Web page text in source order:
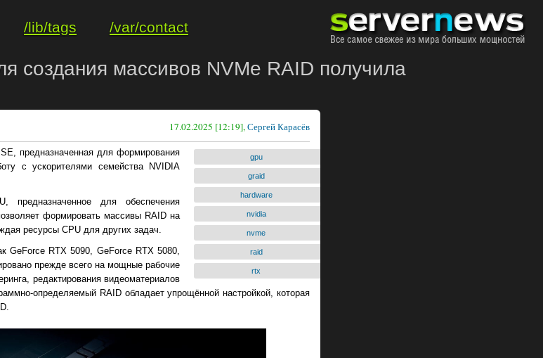
/lib/tags /var/contact
создания массивов NVMe RAID получила
17.02.2025 [12:19],Сергей Карасёв
gpu
graid
hardware
nvidia
nvme
raid
rtx
предназначенная для формирования
с ускорителями семейства NVIDIA
предназначенное для обеспечения
формировать массивы RAID на
ресурсы CPU для других задач.
GeForce RTX 5090, GeForce RTX 5080,
прежде всего на мощные рабочие
редактирования видеоматериалов
определяемый RAID обладает упрощённой настройкой, которая